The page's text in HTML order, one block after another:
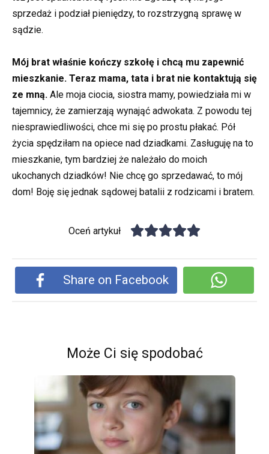
sprzedaż i podział pieniędzy, to rozstrzygną sprawę w
sądzie.
Mój brat właśnie kończy szkołę i chcą mu zapewnić
mieszkanie. Teraz mama, tata i brat nie kontaktują się
ze mną. Ale moja ciocia, siostra mamy, powiedziała mi w
tajemnicy, że zamierzają wynająć adwokata. Z powodu tej
niesprawiedliwości, chce mi się po prostu płakać. Pół
życia spędziłam na opiece nad dziadkami. Zasługuję na to
mieszkanie, tym bardziej że należało do moich
ukochanych dziadków! Nie chcę go sprzedawać, to mój
dom! Boję się jednak sądowej batalii z rodzicami i bratem.
Oceń artykuł
Share on Facebook
Może Ci się spodobać